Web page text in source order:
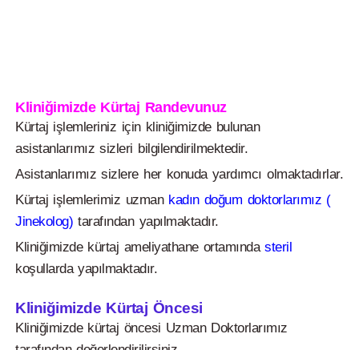
Kliniğimizde Kürtaj Randevunuz
Kürtaj işlemleriniz için kliniğimizde bulunan
asistanlarımız sizleri bilgilendirilmektedir.
Asistanlarımız sizlere her konuda yardımcı olmaktadırlar.
Kürtaj işlemlerimiz uzman kadın doğum doktorlarımız (
Jinekolog) tarafından yapılmaktadır.
Kliniğimizde kürtaj ameliyathane ortamındasteril
koşullarda yapılmaktadır.
Kliniğimizde Kürtaj Öncesi
Kliniğimizde kürtaj öncesi Uzman Doktorlarımız